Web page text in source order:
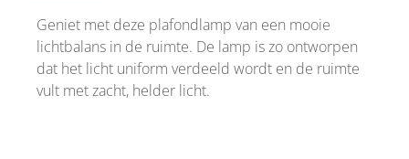
Geniet met deze plafondlamp van een mooie
lichtbalans in de ruimte. De lamp is zo ontworpen
dat het licht uniform verdeeld wordt en de ruimte
vult met zacht, helder licht.